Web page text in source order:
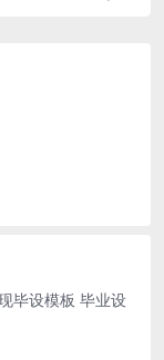
毕设模板 毕业设